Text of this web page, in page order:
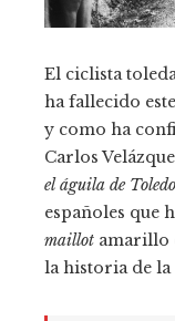
El ciclista
ha fallecido
y como ha
Carlos
el águila de Toledo
españoles que
maillot amarillo
la historia de